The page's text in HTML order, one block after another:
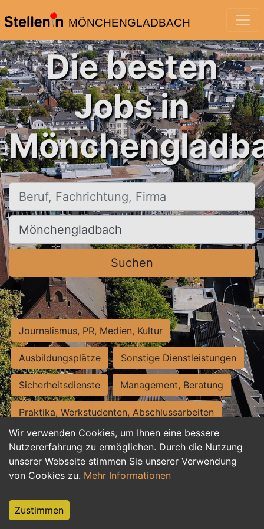
MÖNCHENGLADBACH
Wir verwenden Cookies, um Ihnen eine bessere
Nutzererfahrung zu ermöglichen. Durch die Nutzung
unserer Webseite stimmen Sie unserer Verwendung
von Cookies zu. Mehr Informationen
Zustimmen
Die besten
Jobs in
Beruf, Fachrichtung, Firma
Ort, Stadt
Suchen
Journalismus, PR, Medien, Kultur
Ausbildungsplätze Sonstige Dienstleistungen
Sicherheitsdienste Management, Beratung
Praktika, Werkstudenten, Abschlussarbeiten
Personalwesen Assistenz, Sekretariat
Hilfskräfte, Aushilfs- und Nebenjobs
Weiterbildung, Studium, duale Ausbildung